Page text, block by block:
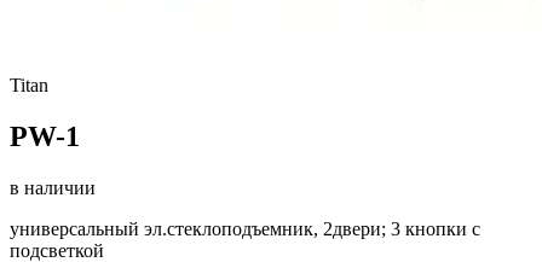
Titan
PW-1
в наличии
универсальный эл.стеклоподъемник, 2двери; 3 кнопки с
подсветкой